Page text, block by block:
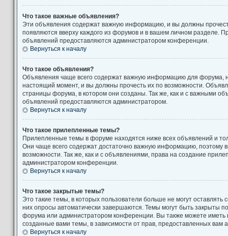
Что такое важные объявления?
Эти объявления содержат важную информацию, и вы должны
появляются вверху каждого из форумов и в вашем личном разделе.
объявлений предоставляются администратором конференции.
Вернуться к началу
Что такое объявления?
Объявления чаще всего содержат важную информацию для форума,
настоящий момент, и вы должны прочесть их по возможности.
страницы форума, в котором они созданы. Так же, как и с важными
объявлений предоставляются администратором.
Вернуться к началу
Что такое прилепленные темы?
Прилепленные темы в форуме находятся ниже всех объявлений и
Они чаще всего содержат достаточно важную информацию, поэтому
возможности. Так же, как и с объявлениями, права на создание
администратором конференции.
Вернуться к началу
Что такое закрытые темы?
Это такие темы, в которых пользователи больше не могут
них опросы автоматически завершаются. Темы могут быть закрыты
форума или администратором конференции. Вы также можете иметь
созданные вами темы, в зависимости от прав, предоставленных вам
Вернуться к началу